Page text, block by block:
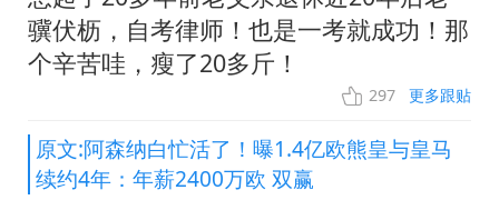
骥伏枥，自考律师！也是一考就成功！那
个辛苦哇，瘦了20多斤！
297 更多跟贴
原文:阿森纳白忙活了！曝1.4亿欧熊皇与皇马
续约4年：年薪2400万欧 双赢